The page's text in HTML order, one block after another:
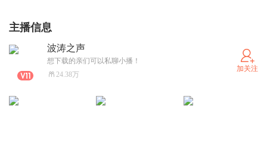
主播信息
波涛之声
想下载的亲们可以私聊小播！
24.38万
加关注